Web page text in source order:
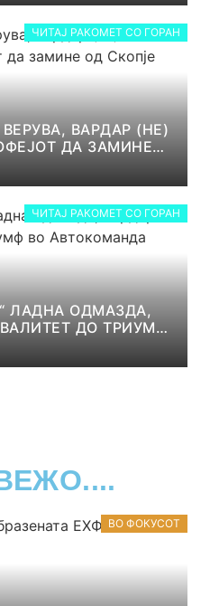
ЧИТАЈ РАКОМЕТ СО ГОРАН
ВАРДАР (НЕ)
ДА ЗАМИНЕ
ЧИТАЈ РАКОМЕТ СО ГОРАН
ЛАДНА ОДМАЗДА,
ДО ТРИУМФ
ВО ФОКУСОТ